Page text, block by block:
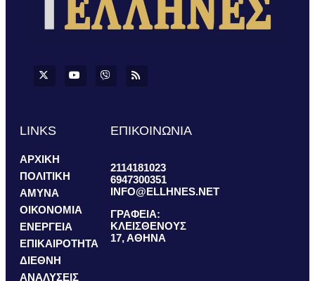
LINKS
ΑΡΧΙΚΗ
ΠΟΛΙΤΙΚΗ
ΑΜΥΝΑ
ΟΙΚΟΝΟΜΙΑ
ΕΝΕΡΓΕΙΑ
ΕΠΙΚΑΙΡΟΤΗΤΑ
ΔΙΕΘΝΗ
ΑΝΑΛΥΣΕΙΣ
ΕΠΙΚΟΙΝΩΝΙΑ
2114181023
6947300351
INFO@ELLHNES.NET
ΓΡΑΦΕΙΑ:
ΚΛΕΙΣΘΕΝΟΥΣ
17, ΑΘΗΝΑ